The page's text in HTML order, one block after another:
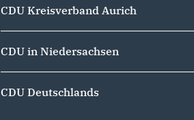
CDU Kreisverband Aurich
CDU in Niedersachsen
CDU Deutschlands